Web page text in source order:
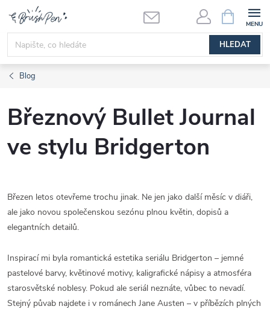
obsah
HLEDAT
NÁKUPNÍ
KOŠÍK
Blog
Březnový Bullet Journal
ve stylu Bridgerton
Březen letos otevřeme trochu jinak. Ne jen jako další měsíc v diáři,
ale jako novou společenskou sezónu plnou květin, dopisů a
elegantních detailů.
Inspirací mi byla romantická estetika seriálu Bridgerton – jemné
pastelové barvy, květinové motivy, kaligrafické nápisy a atmosféra
starosvětské noblesy. Pokud ale seriál neznáte, vůbec to nevadí.
Stejný půvab najdete i v románech Jane Austen – v příbězích plných